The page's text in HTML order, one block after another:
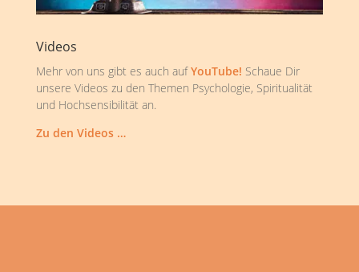
Videos
Mehr von uns gibt es auch aufYouTube! Schaue Dir
unsere Videos zu den Themen Psychologie, Spiritualität
und Hochsensibilität an.
Zu den Videos …